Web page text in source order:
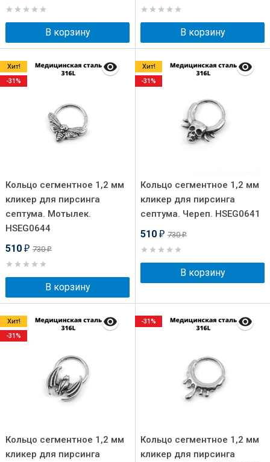
В корзину В корзину
Кольцо сегментное 1,2 мм
кликер для пирсинга
септума. Мотылек.
HSEG0644
510 ₽ 730₽
В корзину
Хит!
-31%
Кольцо сегментное 1,2 мм
кликер для пирсинга
септума. Череп. HSEG0641
510 ₽ 730₽
В корзину
Хит!
-31%
Кольцо сегментное 1,2 мм
кликер для пирсинга
Хит!
-31%
Кольцо сегментное 1,2 мм
кликер для пирсинга
-31%